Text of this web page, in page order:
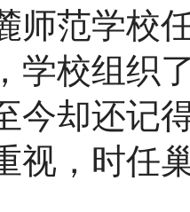
师范学校
学校组织
今却还记
视，时任